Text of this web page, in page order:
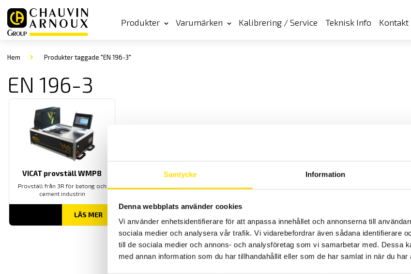
Samtycke Information
Denna webbplats använder cookies
Vi använder enhetsidentifierare för att anpassa innehållet och annonserna till
sociala medier och analysera vår trafik. Vi vidarebefordrar även sådana identifierare
till de sociala medier och annons- och analysföretag som vi samarbetar med. Dessa
med annan information som du har tillhandahållit eller som de har samlat in när du har
Produkter Varumärken Kalibrering / Service Teknisk Info Kontakt
Hem Produkter taggade "EN 196-3"
EN 196-3
VICAT provställ WMP8
Provställ från 3R för betong och
cement industrin
LÄS MER